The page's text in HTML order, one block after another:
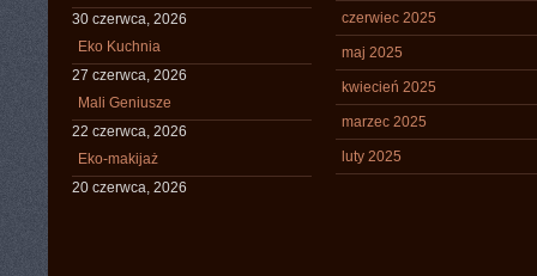
30 czerwca, 2026
Eko Kuchnia
27 czerwca, 2026
Mali Geniusze
22 czerwca, 2026
Eko-makijaż
20 czerwca, 2026
czerwiec 2025
maj 2025
kwiecień 2025
marzec 2025
luty 2025